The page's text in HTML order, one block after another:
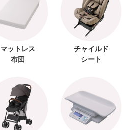
マットレス
布団
チャイルド
シート